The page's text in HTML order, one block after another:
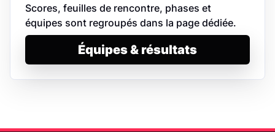
Scores, feuilles de rencontre, phases et
équipes sont regroupés dans la page dédiée.
Équipes & résultats